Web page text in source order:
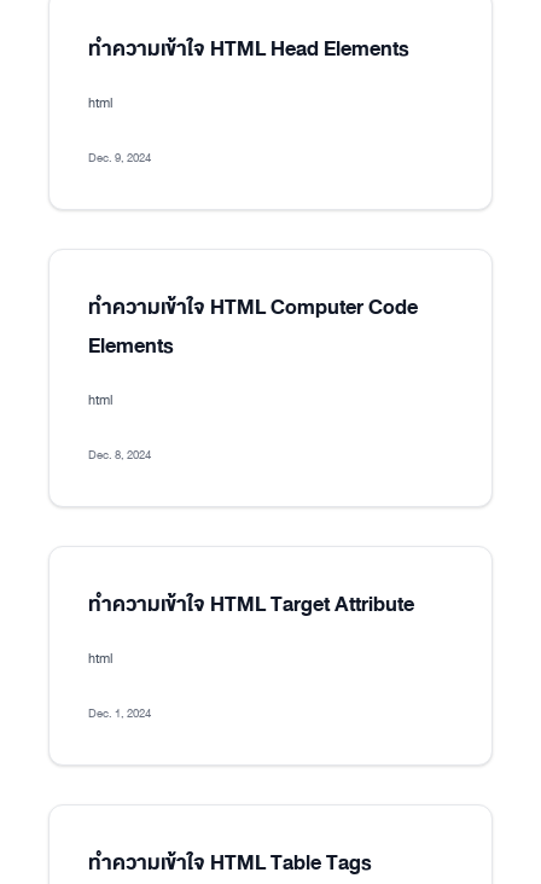
ทำความเข้าใจ HTML Head Elements
html
Dec. 9, 2024
ทำความเข้าใจ HTML Computer Code
Elements
html
Dec. 8, 2024
ทำความเข้าใจ HTML Target Attribute
html
Dec. 1, 2024
ทำความเข้าใจ HTML Table Tags